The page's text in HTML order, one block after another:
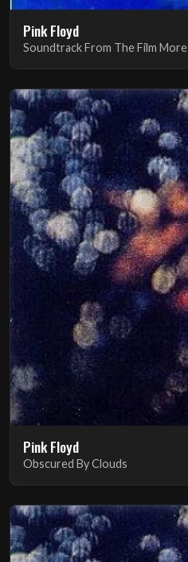
Pink Floyd
Soundtrack From The Film More
Pink Floyd
Obscured By Clouds